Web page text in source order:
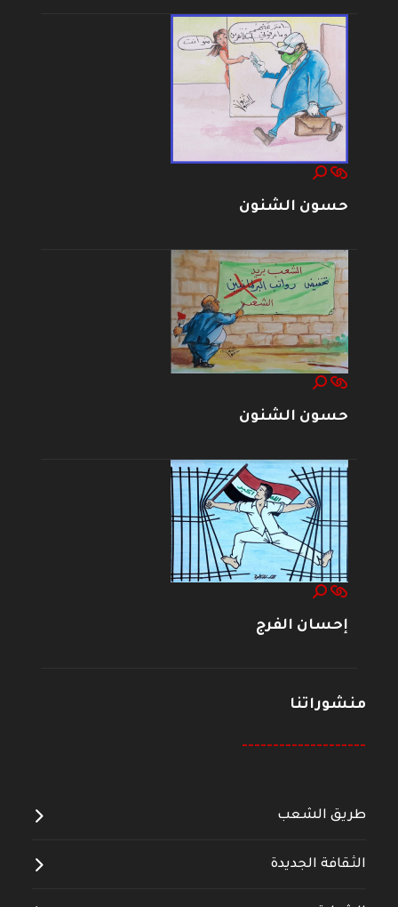
حسون الشنون
حسون الشنون
إحسان الفرج
منشوراتنا
--------------------
طريق الشعب
الثقافة الجديدة